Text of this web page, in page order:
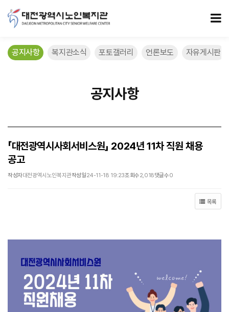
「대전광역시사회서비스원」 2024년 11차 직원 채용 공고 > 공지사항
공지사항 복지관소식 포토갤러리 언론보도 자유게시판
공지사항
「대전광역시사회서비스원」 2024년 11차 직원 채용
공고
작성자대전광역시노인복지관작성일24-11-18 19:23조회수2,018댓글수0
목록